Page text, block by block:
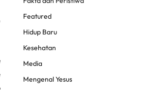
Featured
Hidup Baru
Kesehatan
Media
Mengenal Yesus